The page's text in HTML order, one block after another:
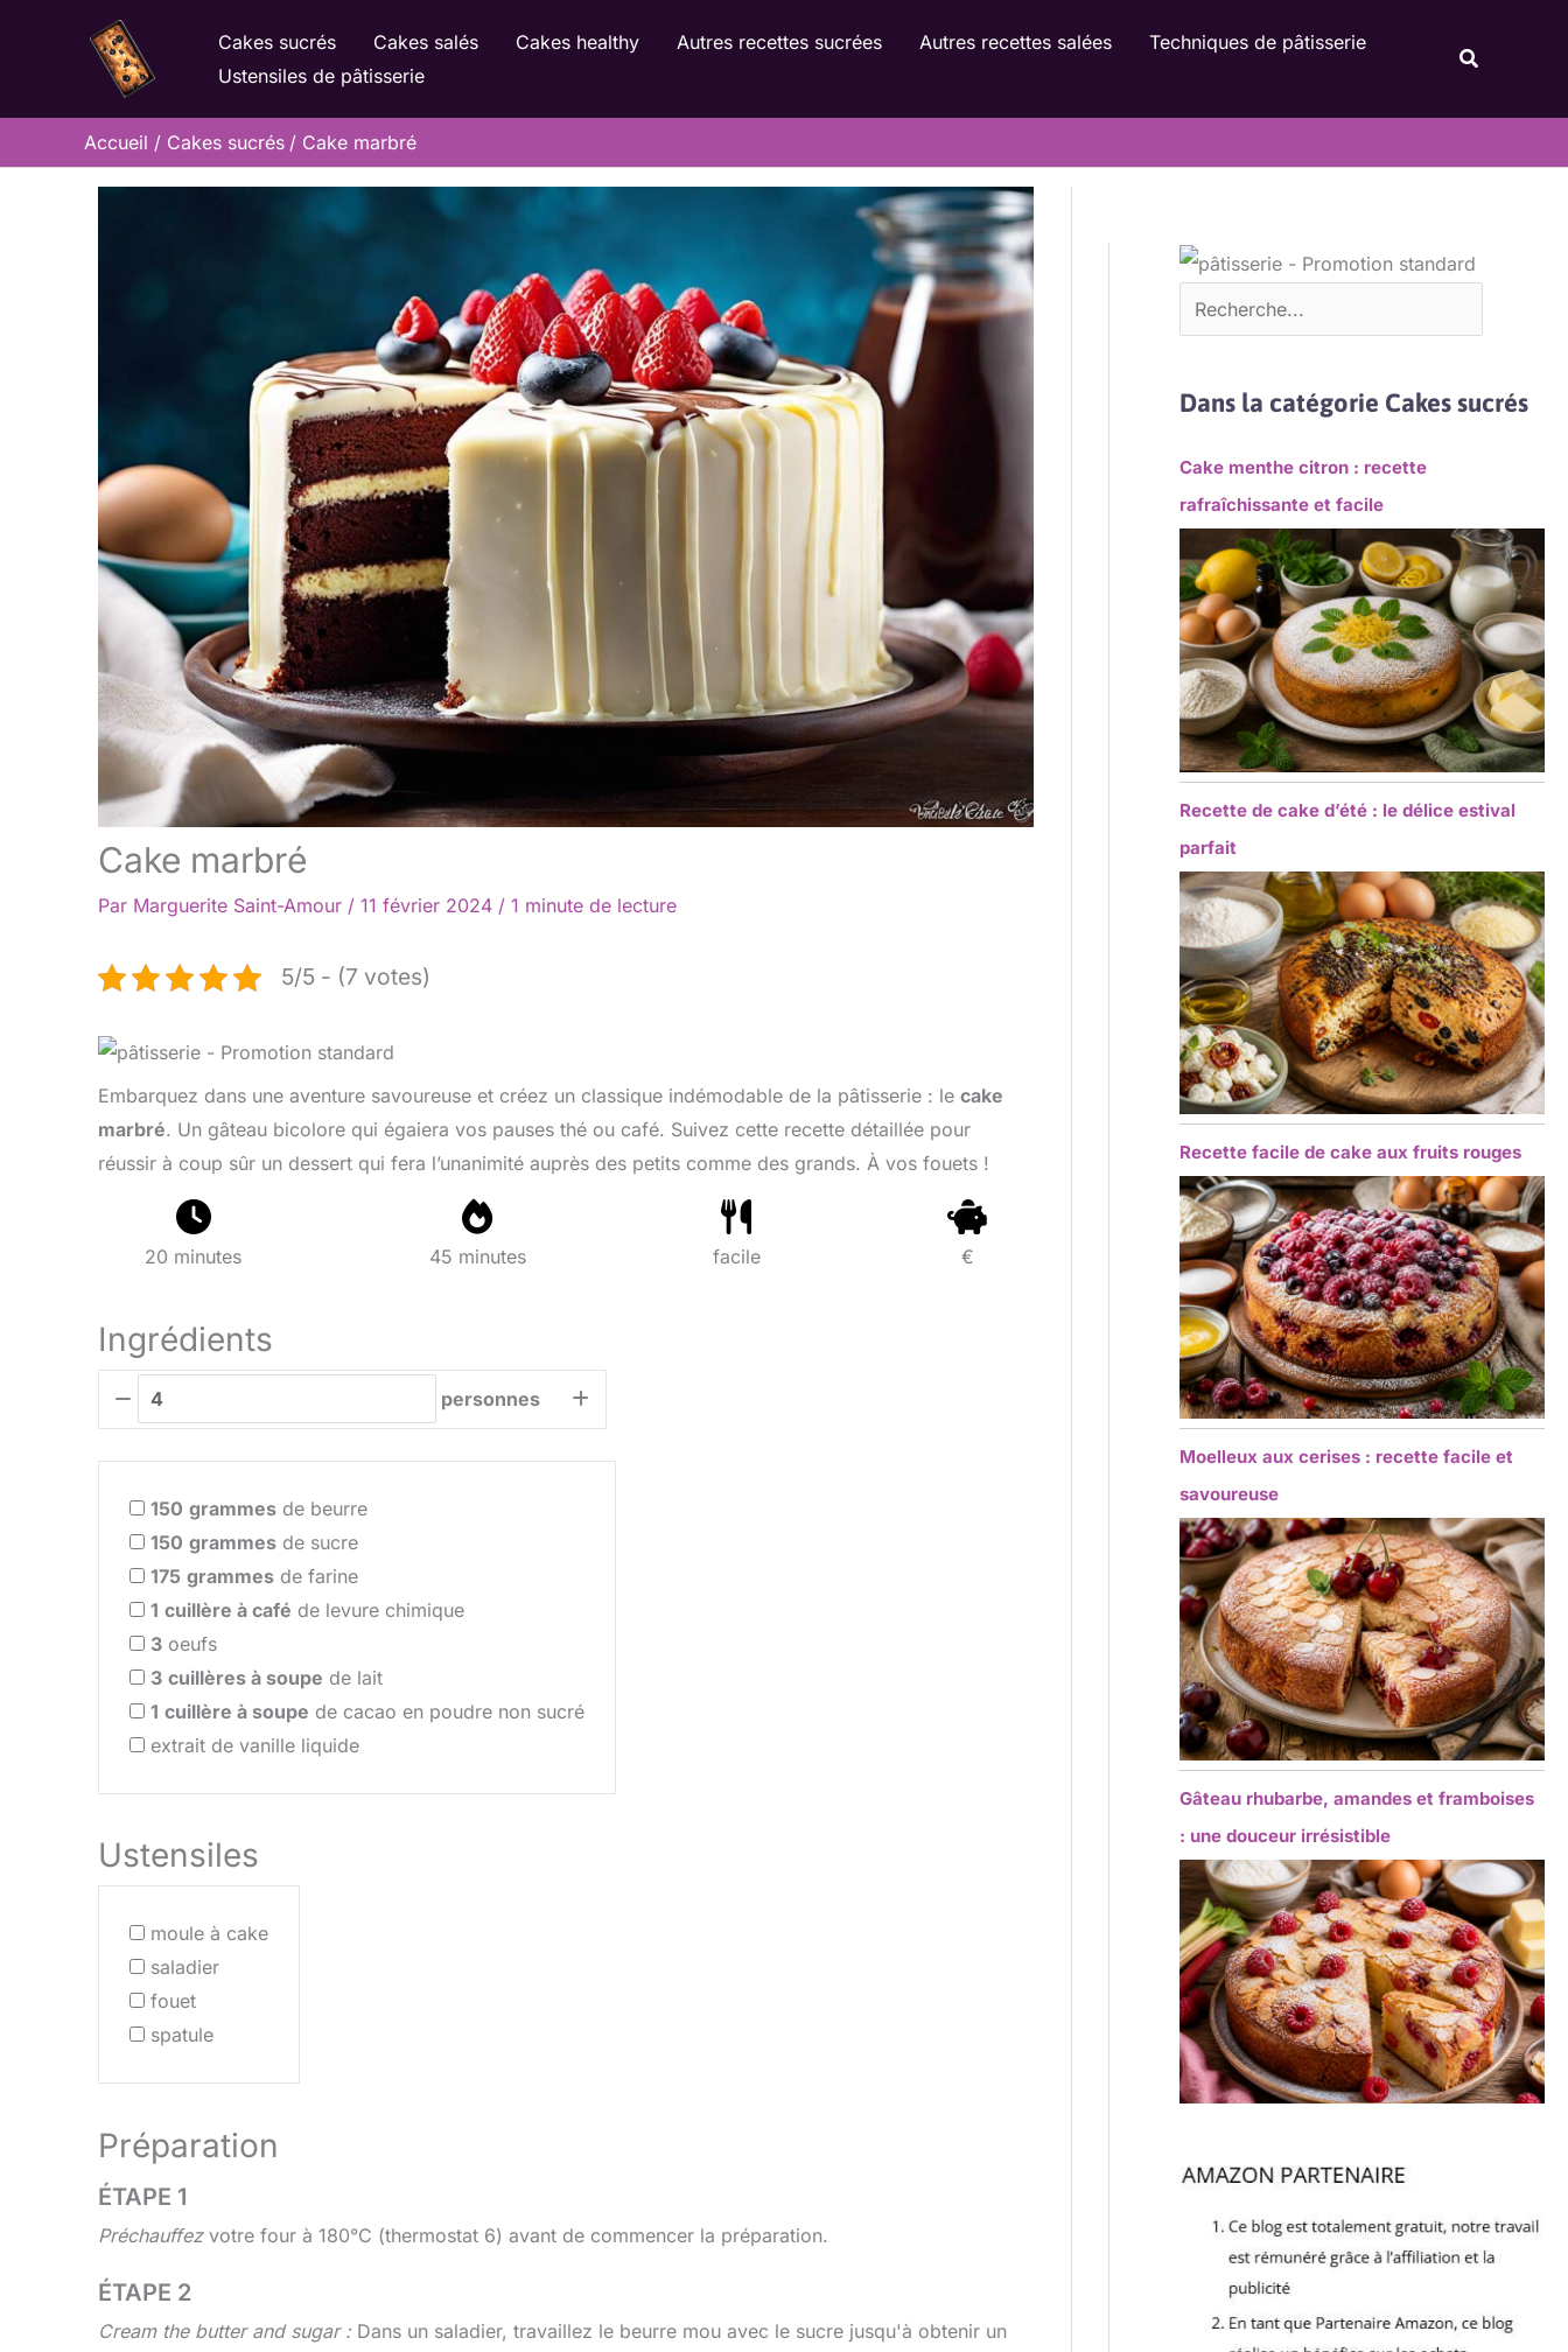
Cakes sucrés Cakes salés Cakes healthy Autres recettes sucrées Autres recettes salées
Techniques de pâtisserie
Ustensiles de pâtisserie
Accueil Cakes sucrés Cake marbré
Cake marbré
Par Marguerite Saint-Amour / 11 février 2024 / 1 minute de lecture
5/5 - (7 votes)
Embarquez dans une aventure savoureuse et créez un classique indémodable de la pâtisserie : le cake
marbré. Un gâteau bicolore qui égaiera vos pauses thé ou café. Suivez cette recette détaillée pour
réussir à coup sûr un dessert qui fera l’unanimité auprès des petits comme des grands. À vos fouets !
20 minutes 45 minutes facile €
Ingrédients
personnes
150 grammes de beurre
150 grammes de sucre
175 grammes de farine
1 cuillère à café de levure chimique
3 oeufs
3 cuillères à soupe de lait
1 cuillère à soupe de cacao en poudre non sucré
extrait de vanille liquide
Ustensiles
moule à cake
saladier
fouet
spatule
Préparation
ÉTAPE 1
Préchauffezvotre four à 180°C (thermostat 6) avant de commencer la préparation.
ÉTAPE 2
Cream the butter and sugar : Dans un saladier, travaillez le beurre mou avec le sucre jusqu'à obtenir un
Dans la catégorie Cakes sucrés
Cake menthe citron : recette
rafraîchissante et facile
Recette de cake d’été : le délice estival
parfait
Recette facile de cake aux fruits rouges
Moelleux aux cerises : recette facile et
savoureuse
Gâteau rhubarbe, amandes et framboises
: une douceur irrésistible